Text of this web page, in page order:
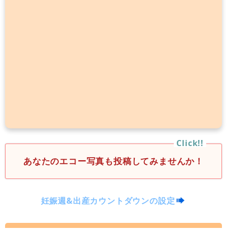
あなたのエコー写真も投稿してみませんか！
妊娠週&出産カウントダウンの設定